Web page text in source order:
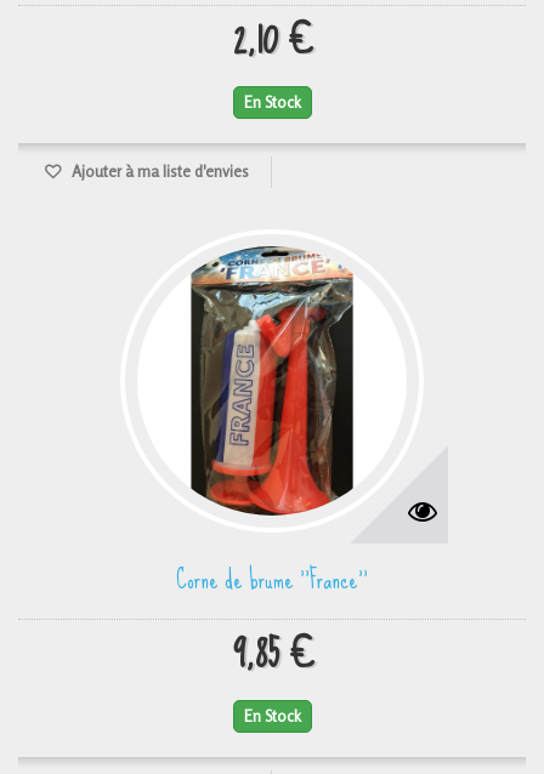
2,10 €
En Stock
Ajouter à ma liste d'envies
Corne de brume ''France''
9,85 €
En Stock